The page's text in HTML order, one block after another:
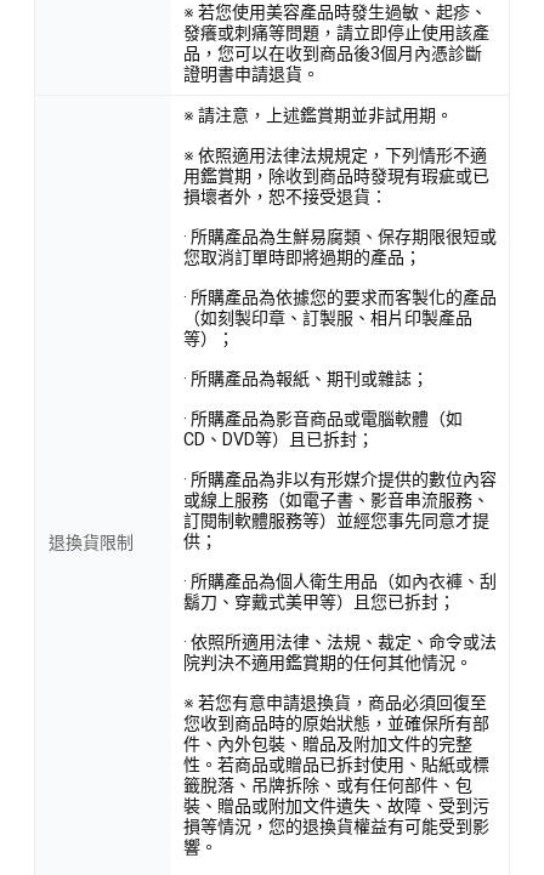
※ 若您使用美容產品時發生過敏、起疹、
發癢或刺痛等問題，請立即停止使用該產
品，您可以在收到商品後3個月內憑診斷
證明書申請退貨。
退換貨限制
※ 請注意，上述鑑賞期並非試用期。
※ 依照適用法律法規規定，下列情形不適
用鑑賞期，除收到商品時發現有瑕疵或已
損壞者外，恕不接受退貨：
· 所購產品為生鮮易腐類、保存期限很短或
您取消訂單時即將過期的產品；
· 所購產品為依據您的要求而客製化的產品
（如刻製印章、訂製服、相片印製產品
等）；
· 所購產品為報紙、期刊或雜誌；
· 所購產品為影音商品或電腦軟體（如
CD、DVD等）且已拆封；
· 所購產品為非以有形媒介提供的數位內容
或線上服務（如電子書、影音串流服務、
訂閱制軟體服務等）並經您事先同意才提
供；
· 所購產品為個人衛生用品（如內衣褲、刮
鬍刀、穿戴式美甲等）且您已拆封；
· 依照所適用法律、法規、裁定、命令或法
院判決不適用鑑賞期的任何其他情況。
※ 若您有意申請退換貨，商品必須回復至
您收到商品時的原始狀態，並確保所有部
件、內外包裝、贈品及附加文件的完整
性。若商品或贈品已拆封使用、貼紙或標
籤脫落、吊牌拆除、或有任何部件、包
裝、贈品或附加文件遺失、故障、受到污
損等情況，您的退換貨權益有可能受到影
響。